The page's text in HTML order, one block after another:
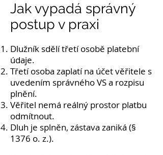
Jak vypadá správný
postup v praxi
Dlužník sdělí třetí osobě platební
údaje.
Třetí osoba zaplatí na účet věřitele s
uvedením správného VS a rozpisu
plnění.
Věřitel nemá reálný prostor platbu
odmítnout.
Dluh je splněn, zástava zaniká (§
1376 o. z.).